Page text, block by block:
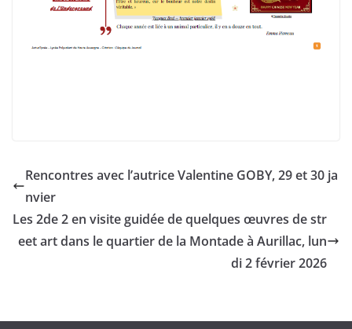
Rencontres avec l’autrice Valentine GOBY, 29 et 30 ja
nvier
Les 2de 2 en visite guidée de quelques œuvres de str
eet art dans le quartier de la Montade à Aurillac, lun
di 2 février 2026